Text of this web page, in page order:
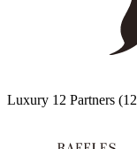
Luxury 12 Partners